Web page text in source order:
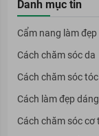
Danh mục tin
Cẩm nang làm đẹp
Cách chăm sóc da
Cách chăm sóc tóc
Cách làm đẹp dáng
Cách chăm sóc cơ